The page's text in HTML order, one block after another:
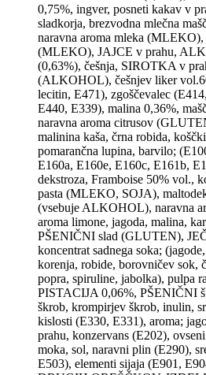
0,75%, ingver, posneti kakav v
sladkorja, brezvodna mlečna
naravna aroma mleka (MLEKO),
(MLEKO), JAJCE v prahu,
(0,63%), češnja, SIROTKA v
(ALKOHOL), češnjev liker
lecitin, E471), zgoščevalec
E440, E339), malina 0,36%,
naravna aroma citrusov
malinina kaša, črna robida,
pomarančna lupina, barvilo;
E160a, E160e, E160c, E161b,
dekstroza, Framboise 50% vol.,
pasta (MLEKO, SOJA),
(vsebuje ALKOHOL), naravna
aroma limone, jagoda, malina,
PŠENIČNI slad (GLUTEN),
koncentrat sadnega soka;
korenja, robide, borovničev sok,
popra, spiruline, jabolka), pulpa
PISTACIJA 0,06%, PŠENIČNI
škrob, krompirjev škrob, inulin,
kislosti (E330, E331), aroma;
prahu, konzervans (E202),
moka, sol, naravni plin (E290),
E503), elementi sijaja (E901,